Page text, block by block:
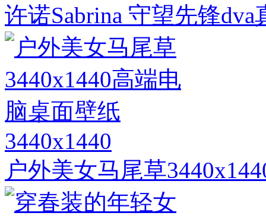
许诺Sabrina 守望先锋
3440x1440
户外美女马尾草